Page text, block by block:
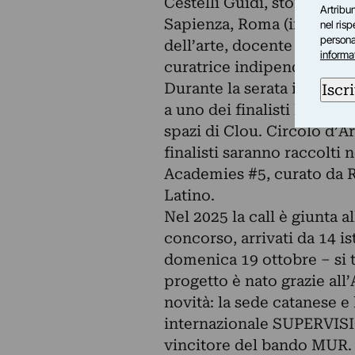
Sapienza, Roma (in
dell’arte, docente
curatrice indipendente,
Durante la serata
a uno dei finalisti
spazi di Clou. Circolo
finalisti saranno raccolti
Academies #5, curato da
Latino.
Nel 2025 la call è giunta
concorso, arrivati da 14
domenica 19 ottobre – si
progetto è nato grazie
novità: la sede catanese
internazionale
vincitore del bando MUR.
nel